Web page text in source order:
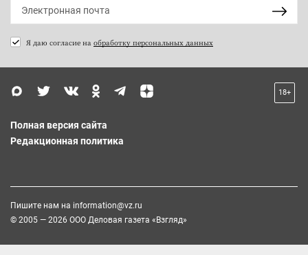
Я даю согласие на обработку персональных данных
18+
Полная версия сайта
Редакционная политика
Пишите нам на information@vz.ru
© 2005 — 2026 ООО Деловая газета «Взгляд»